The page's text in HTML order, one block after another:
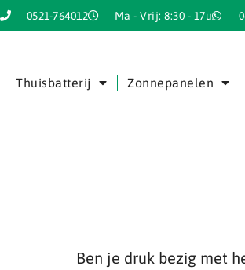
0521-764012 Ma - Vrij: 8:30 - 17u
Thuisbatterij Zonnepanelen
Ben je druk bezig met